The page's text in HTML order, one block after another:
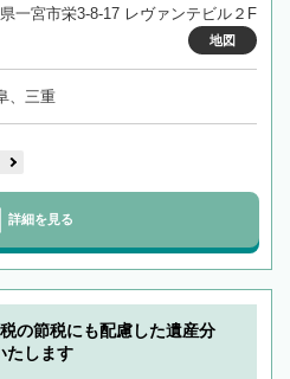
一宮市栄3-8-17 レヴァンテビル２F
地図
、三重
詳細を見る
の節税にも配慮した遺産分
たします